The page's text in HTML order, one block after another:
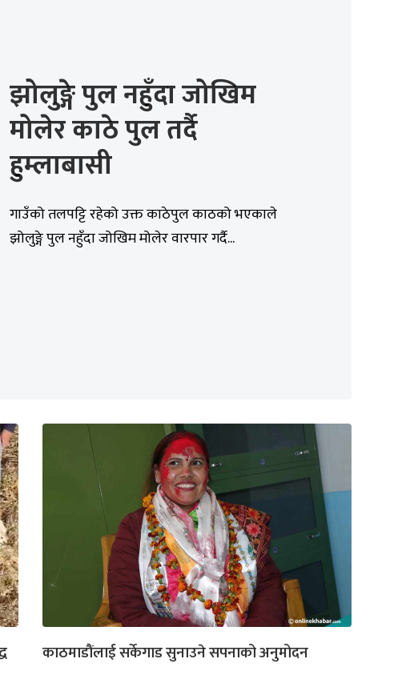
झोलुङ्गे पुल नहुँदा जोखिम
मोलेर काठे पुल तर्दै
हुम्लाबासी
गाउँको तलपट्टि रहेको उक्त काठेपुल काठको भएकाले
झोलुङ्गे पुल नहुँदा जोखिम मोलेर वारपार गर्दै...
काठमाडौंलाई सर्केगाड सुनाउने सपनाको अनुमोदन